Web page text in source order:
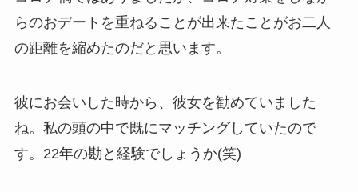
らのおデートを重ねることが出来たことがお二人
の距離を縮めたのだと思います。
彼にお会いした時から、彼女を勧めていました
ね。私の頭の中で既にマッチングしていたので
す。22年の勘と経験でしょうか(笑)